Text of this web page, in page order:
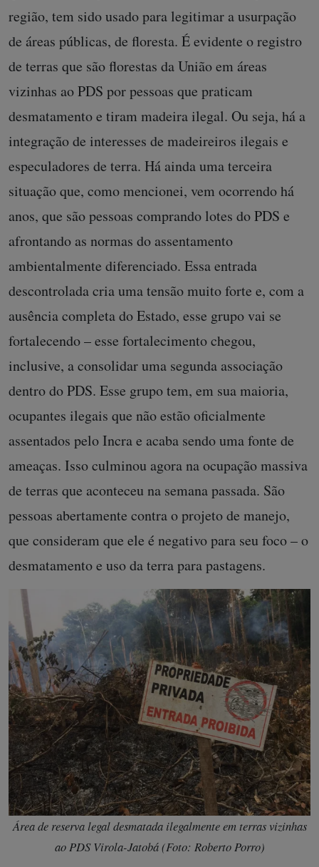
região, tem sido usado para legitimar a usurpação
de áreas públicas, de floresta. É evidente o registro
de terras que são florestas da União em áreas
vizinhas ao PDS por pessoas que praticam
desmatamento e tiram madeira ilegal. Ou seja, há a
integração de interesses de madeireiros ilegais e
especuladores de terra. Há ainda uma terceira
situação que, como mencionei, vem ocorrendo há
anos, que são pessoas comprando lotes do PDS e
afrontando as normas do assentamento
ambientalmente diferenciado. Essa entrada
descontrolada cria uma tensão muito forte e, com a
ausência completa do Estado, esse grupo vai se
fortalecendo – esse fortalecimento chegou,
inclusive, a consolidar uma segunda associação
dentro do PDS. Esse grupo tem, em sua maioria,
ocupantes ilegais que não estão oficialmente
assentados pelo Incra e acaba sendo uma fonte de
ameaças. Isso culminou agora na ocupação massiva
de terras que aconteceu na semana passada. São
pessoas abertamente contra o projeto de manejo,
que consideram que ele é negativo para seu foco – o
desmatamento e uso da terra para pastagens.
Área de reserva legal desmatada ilegalmente em terras vizinhas
ao PDS Virola-Jatobá (Foto: Roberto Porro)